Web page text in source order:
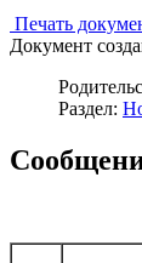
Печать
Документ
Раздел: